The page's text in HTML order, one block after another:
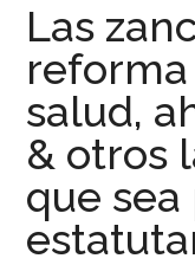
Las
salud,
& otros
que